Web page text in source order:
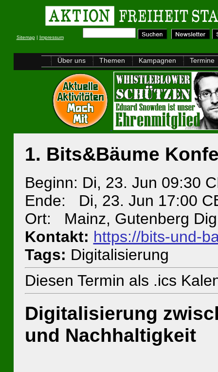
Sitemap| Impressum
Über uns Themen Kampagnen Termine
1. Bits&Bäume
Beginn: Di, 23. Jun 09:30
Ende: Di, 23. Jun 17:00
Ort: Mainz, Gutenberg
Kontakt: https://bits-und-
Tags: Digitalisierung
Diesen Termin als .ics
Digitalisierung
und Nachhaltigkeit